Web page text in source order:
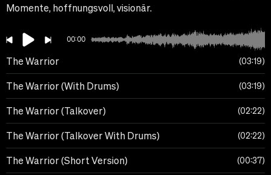
Momente, hoffnungsvoll, visionär.
00:00
The Warrior 03:19
The Warrior (With Drums) 03:19
The Warrior (Talkover) 02:22
The Warrior (Talkover With Drums) 02:22
The Warrior (Short Version) 00:37